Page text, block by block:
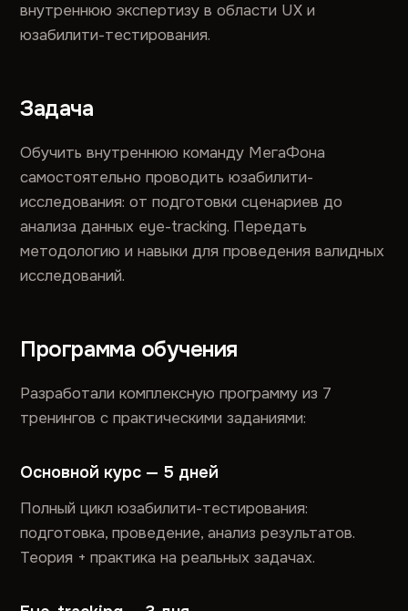
внутреннюю экспертизу в области UX и
юзабилити-тестирования.
Задача
Обучить внутреннюю команду МегаФона
самостоятельно проводить юзабилити-
исследования: от подготовки сценариев до
анализа данных eye-tracking. Передать
методологию и навыки для проведения валидных
исследований.
Программа обучения
Разработали комплексную программу из 7
тренингов с практическими заданиями:
Основной курс — 5 дней
Полный цикл юзабилити-тестирования:
подготовка, проведение, анализ результатов.
Теория + практика на реальных задачах.